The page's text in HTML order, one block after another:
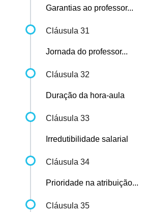
Garantias ao professor...
Cláusula 31
Jornada do professor...
Cláusula 32
Duração da hora-aula
Cláusula 33
Irredutibilidade salarial
Cláusula 34
Prioridade na atribuição...
Cláusula 35